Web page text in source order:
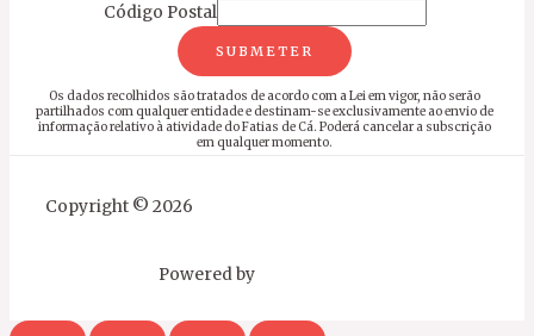
Código Postal
SUBMETER
Os dados recolhidos são tratados de acordo com a Lei em vigor, não serão
partilhados com qualquer entidade e destinam-se exclusivamente ao envio de
informação relativo à atividade do Fatias de Cá. Poderá cancelar a subscrição
em qualquer momento.
Copyright © 2026
Powered by